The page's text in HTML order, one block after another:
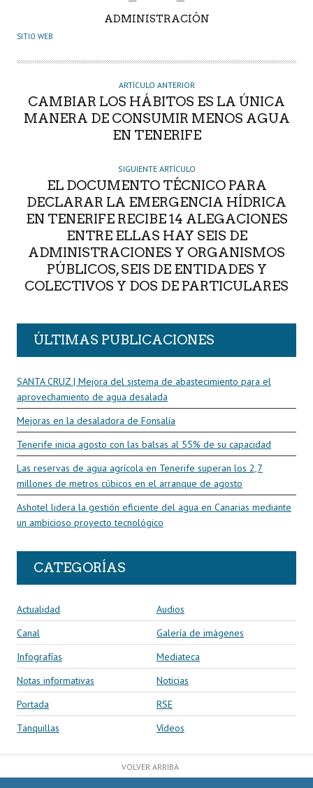
U
O
ADMINISTRACIÓN
SITIO WEB
ARTÍCULO ANTERIOR
CAMBIAR LOS HÁBITOS ES LA ÚNICA
MANERA DE CONSUMIR MENOS AGUA
EN TENERIFE
SIGUIENTE ARTÍCULO
EL DOCUMENTO TÉCNICO PARA
DECLARAR LA EMERGENCIA HÍDRICA
EN TENERIFE RECIBE 14 ALEGACIONES
ENTRE ELLAS HAY SEIS DE
ADMINISTRACIONES Y ORGANISMOS
PÚBLICOS, SEIS DE ENTIDADES Y
COLECTIVOS Y DOS DE PARTICULARES
ÚLTIMAS PUBLICACIONES
SANTA CRUZ | Mejora del sistema de abastecimiento para el
aprovechamiento de agua desalada
Mejoras en la desaladora de Fonsalía
Tenerife inicia agosto con las balsas al 55% de su capacidad
Las reservas de agua agrícola en Tenerife superan los 2,7
millones de metros cúbicos en el arranque de agosto
Ashotel lidera la gestión eficiente del agua en Canarias mediante
un ambicioso proyecto tecnológico
CATEGORÍAS
Actualidad
Audios
Canal
Galería de imágenes
Infografías
Mediateca
Notas informativas
Noticias
Portada
RSE
Tanquillas
Vídeos
VOLVER ARRIBA